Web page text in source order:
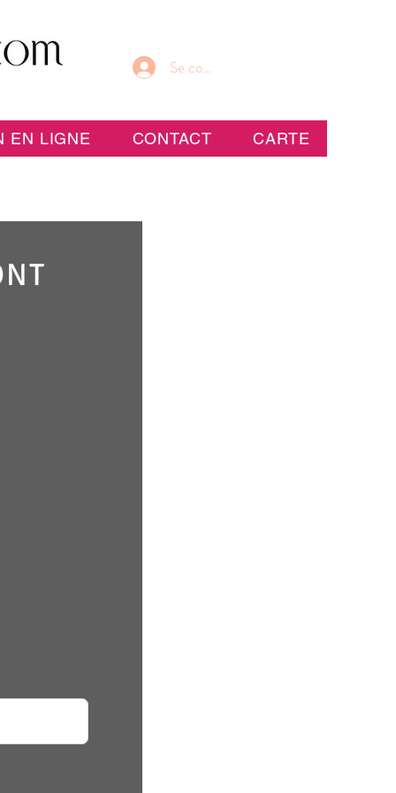
EN LIGNE CONTACT CARTE
Se connecter